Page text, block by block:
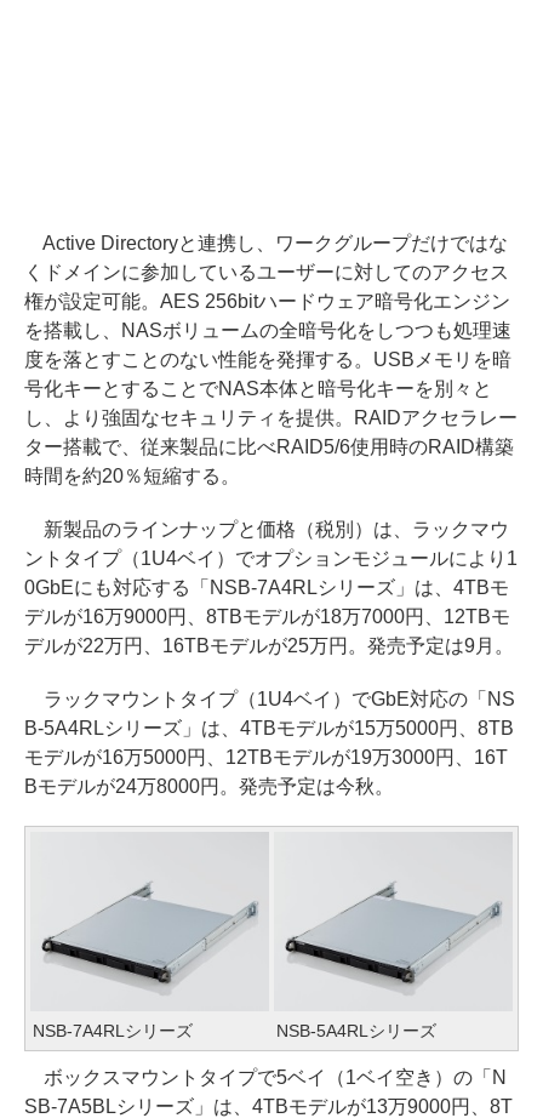
Active Directoryと連携し、ワークグループだけではな
くドメインに参加しているユーザーに対してのアクセス
権が設定可能。AES 256bitハードウェア暗号化エンジン
を搭載し、NASボリュームの全暗号化をしつつも処理速
度を落とすことのない性能を発揮する。USBメモリを暗
号化キーとすることでNAS本体と暗号化キーを別々と
し、より強固なセキュリティを提供。RAIDアクセラレー
ター搭載で、従来製品に比べRAID5/6使用時のRAID構築
時間を約20％短縮する。
新製品のラインナップと価格（税別）は、ラックマウ
ントタイプ（1U4ベイ）でオプションモジュールにより1
0GbEにも対応する「NSB-7A4RLシリーズ」は、4TBモ
デルが16万9000円、8TBモデルが18万7000円、12TBモ
デルが22万円、16TBモデルが25万円。発売予定は9月。
ラックマウントタイプ（1U4ベイ）でGbE対応の「NS
B-5A4RLシリーズ」は、4TBモデルが15万5000円、8TB
モデルが16万5000円、12TBモデルが19万3000円、16T
Bモデルが24万8000円。発売予定は今秋。
NSB-7A4RLシリーズ NSB-5A4RLシリーズ
ボックスマウントタイプで5ベイ（1ベイ空き）の「N
SB-7A5BLシリーズ」は、4TBモデルが13万9000円、8T